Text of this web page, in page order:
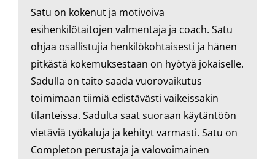
Satu on kokenut ja motivoiva
esihenkilötaitojen valmentaja ja coach. Satu
ohjaa osallistujia henkilökohtaisesti ja hänen
pitkästä kokemuksestaan on hyötyä jokaiselle.
Sadulla on taito saada vuorovaikutus
toimimaan tiimiä edistävästi vaikeissakin
tilanteissa. Sadulta saat suoraan käytäntöön
vietäviä työkaluja ja kehityt varmasti. Satu on
Completon perustaja ja valovoimainen